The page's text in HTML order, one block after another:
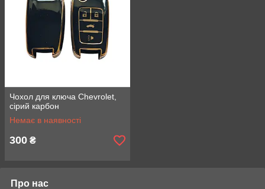
Чохол для ключа Chevrolet,
сірий карбон
Немає в наявності
300 ₴
Про нас